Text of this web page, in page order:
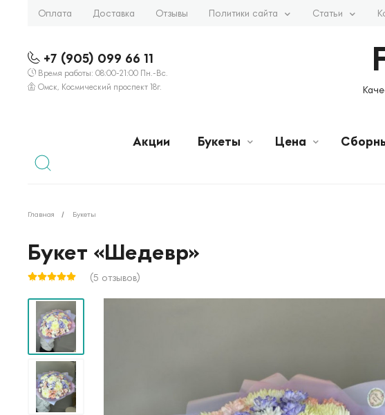
Оплата Доставка Отзывы Политики сайта Статьи
+7 (905) 099 66 11
Время работы: 08:00-21:00 Пн.-Вс.
Омск, Космический проспект 18г.
Акции Букеты Цена
Главная Букеты
Букет «Шедевр»
(5 отзывов)